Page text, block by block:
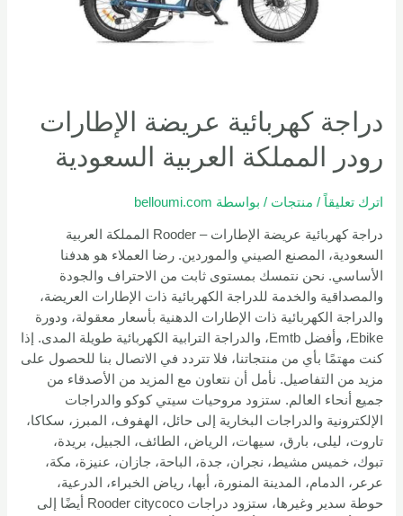
دراجة كهربائية عريضة الإطارات
رودر المملكة العربية السعودية
اترك تعليقاً / منتجات / بواسطة belloumi.com
دراجة كهربائية عريضة الإطارات – Rooder المملكة العربية
السعودية، المصنع الصيني والموردين. رضا العملاء هو هدفنا
الأساسي. نحن نتمسك بمستوى ثابت من الاحتراف والجودة
والمصداقية والخدمة للدراجة الكهربائية ذات الإطارات العريضة،
والدراجة الكهربائية ذات الإطارات الدهنية بأسعار معقولة، ودورة
Ebike، وأفضل Emtb، والدراجة الترابية الكهربائية طويلة المدى. إذا
كنت مهتمًا بأي من منتجاتنا، فلا تتردد في الاتصال بنا للحصول على
مزيد من التفاصيل. نأمل أن نتعاون مع المزيد من الأصدقاء من
جميع أنحاء العالم. ستزود مروحيات سيتي كوكو والدراجات
الإلكترونية والدراجات البخارية إلى حائل، الهفوف، المبرز، سكاكا،
تاروت، ليلى، بارق، سيهات، الرياض، الطائف، الجبيل، بريدة،
تبوك، خميس مشيط، نجران، جدة، الباحة، جازان، عنيزة، مكة،
عرعر، الدمام، المدينة المنورة، أبها، رياض الخبراء، الدرعية،
حوطة سدير وغيرها، ستزود دراجات Rooder citycoco أيضًا إلى